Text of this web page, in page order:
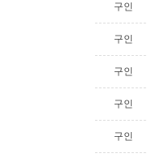
구인
구인
구인
구인
구인